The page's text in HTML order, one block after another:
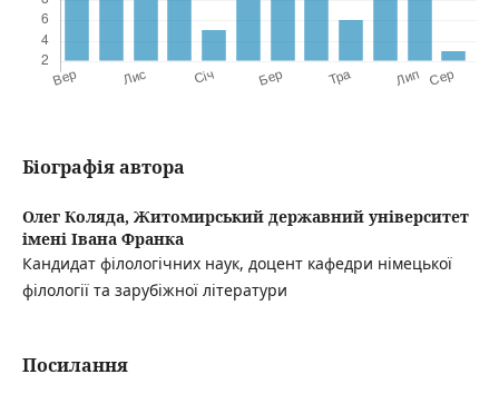
Біографія автора
Олег Коляда, Житомирський державний університет
імені Івана Франка
Кандидат філологічних наук, доцент кафедри німецької
філології та зарубіжної літератури
Посилання